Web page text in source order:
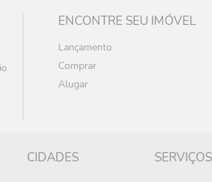
ENCONTRE SEU IMÓVEL
Lançamento
Comprar
Alugar
CIDADES SERVIÇOS